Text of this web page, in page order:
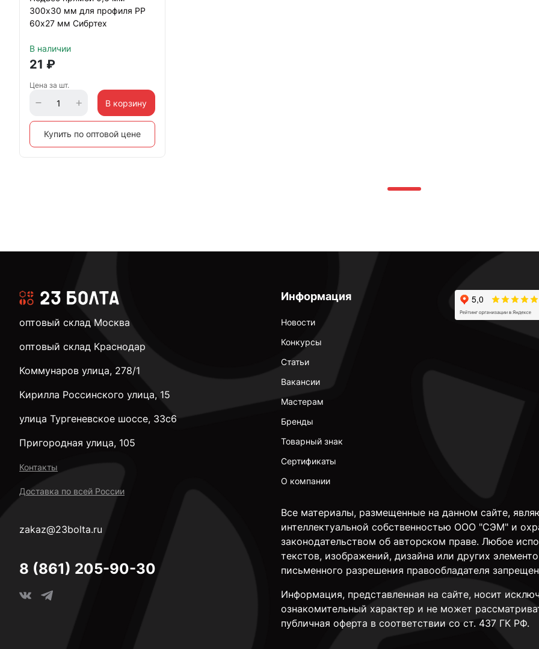
300х30 мм для профиля РР
60х27 мм Сибртех
В наличии
21 ₽
Цена за шт.
В корзину
Купить по оптовой цене
Информация
Новости
Конкурсы
Статьи
Вакансии
Мастерам
Бренды
Товарный знак
Сертификаты
О компании
Все материалы, размещенные на данном сайте,
интеллектуальной собственностью ООО "СЭМ" и
законодательством об авторском праве. Любое
текстов, изображений, дизайна или других
письменного разрешения правообладателя
Информация, представленная на сайте, носит
ознакомительный характер и не может
публичная оферта в соответствии со ст. 437 ГК РФ.
оптовый склад Москва
оптовый склад Краснодар
Коммунаров улица, 278/1
Кирилла Россинского улица, 15
улица Тургеневское шоссе, 33с6
Пригородная улица, 105
Контакты
Доставка по всей России
zakaz@23bolta.ru
8 (861) 205-90-30